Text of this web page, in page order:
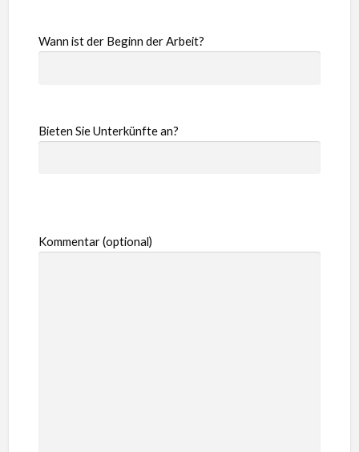
Wann ist der Beginn der Arbeit?
Bieten Sie Unterkünfte an?
Kommentar (optional)